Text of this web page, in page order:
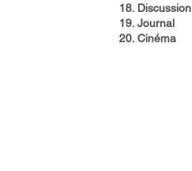
Discussion
Journal
Cinéma